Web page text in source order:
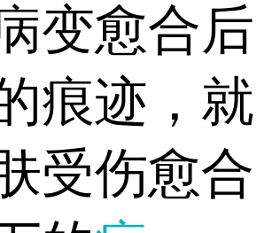
变愈合后
痕迹，就
受伤愈合